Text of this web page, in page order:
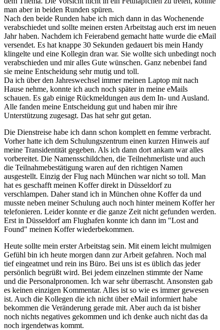
man aber in beiden Runden spüren.
Nach den beide Runden habe ich mich dann in das Wochenende
verabschiedet und sollte meinen ersten Arbeitstag auch erst im neuen
Jahr haben. Nachdem ich Feierabend gemacht hatte wurde die eMail
versendet. Es hat knappe 30 Sekunden gedauert bis mein Handy
klingelte und eine Kollegin dran war. Sie wollte sich unbedingt noch
verabschieden und mir alles Gute wünschen. Ganz nebenbei fand
sie meine Entscheidung sehr mutig und toll.
Da ich über den Jahreswechsel immer meinen Laptop mit nach
Hause nehme, konnte ich auch noch später in meine eMails
schauen. Es gab einige Rückmeldungen aus dem In- und Ausland.
Alle fanden meine Entscheidung gut und haben mir ihre
Unterstützung zugesagt. Das hat sehr gut getan.
Die Dienstreise habe ich dann schon komplett en femme verbracht.
Vorher hatte ich dem Schulungszentrum einen kurzen Hinweis auf
meine Transidentität gegeben. Als ich dann dort ankam war alles
vorbereitet. Die Namensschildchen, die Teilnehmerliste und auch
die Teilnahmebestätigung waren auf den richtigen Namen
ausgestellt. Einzig der Flug nach München war nicht so toll. Man
hat es geschafft meinen Koffer direkt in Düsseldorf zu
verschlampen. Daher stand ich in München ohne Koffer da und
musste neben meiner Schulung auch noch hinter meinem Koffer her
telefonieren. Leider konnte er die ganze Zeit nicht gefunden werden.
Erst in Düsseldorf am Flughafen konnte ich dann im "Lost and
Found" meinen Koffer wiederbekommen.
Heute sollte mein erster Arbeitstag sein. Mit einem leicht mulmigen
Gefühl bin ich heute morgen dann zur Arbeit gefahren. Noch mal
tief eingeatmet und rein ins Büro. Bei uns ist es üblich das jeder
persönlich begrüßt wird. Bei jedem einzelnen stimmte der Name
und die Personalpronomen. Ich war sehr überrascht. Ansonsten gab
es keinen einzigen Kommentar. Alles ist so wie es immer gewesen
ist. Auch die Kollegen die ich nicht über eMail informiert habe
bekommen die Veränderung gerade mit. Aber auch da ist bisher
noch nichts negatives gekommen und ich denke auch nicht das da
noch irgendetwas kommt.